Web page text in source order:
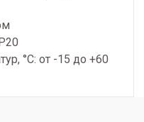
°С: от -15 до +60